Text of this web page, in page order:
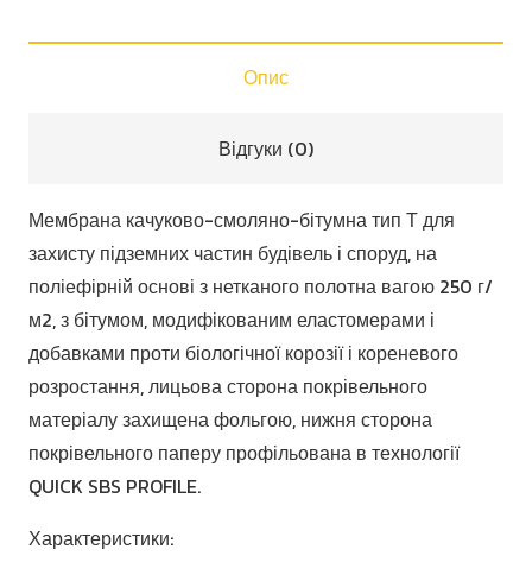
Опис
Відгуки (0)
Мембрана качуково-смоляно-бітумна тип Т для
захисту підземних частин будівель і споруд, на
поліефірній основі з нетканого полотна вагою 250 г/
м2, з бітумом, модифікованим еластомерами і
добавками проти біологічної корозії і кореневого
розростання, лицьова сторона покрівельного
матеріалу захищена фольгою, нижня сторона
покрівельного паперу профільована в технології
QUICK SBS PROFILE.
Характеристики: